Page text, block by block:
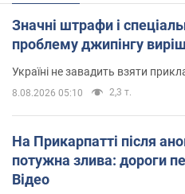
Значні штрафи і
проблему джипінгу
Україні не завадить взяти
8.08.2026 05:10 2,3 т.
На Прикарпатті після
потужна злива: дороги
Відео